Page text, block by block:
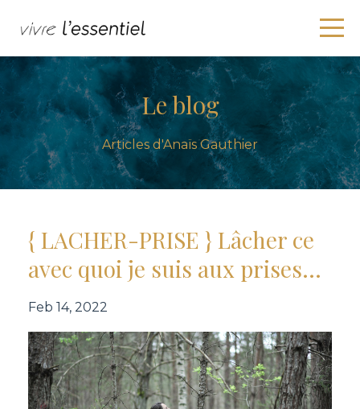
Le blog
Articles d'Anaïs Gauthier
{ LACHER-PRISE } Lâcher ce
avec quoi je suis aux prises...
Feb 14, 2022